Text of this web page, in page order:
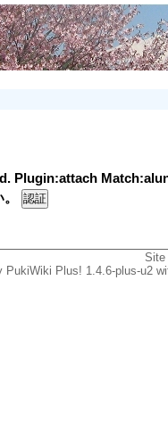
Plugin:attach
PukiWiki Plus! 1.4.6-plus-u2